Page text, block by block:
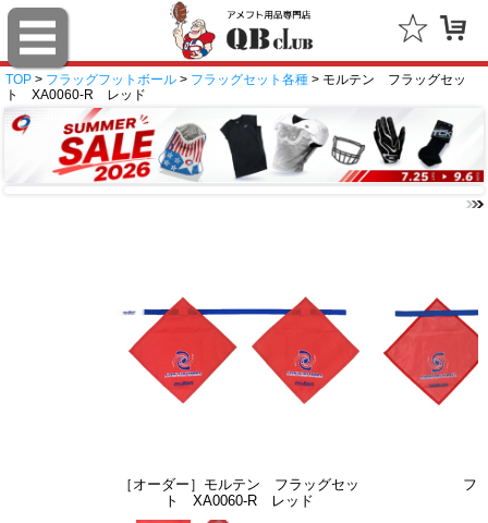
TOP > フラッグフットボール > フラッグセット各種 > モルテン フラッグセッ
ト XA0060-R レッド
［オーダー］モルテン フラッグセッ
ト XA0060-R レッド
フ